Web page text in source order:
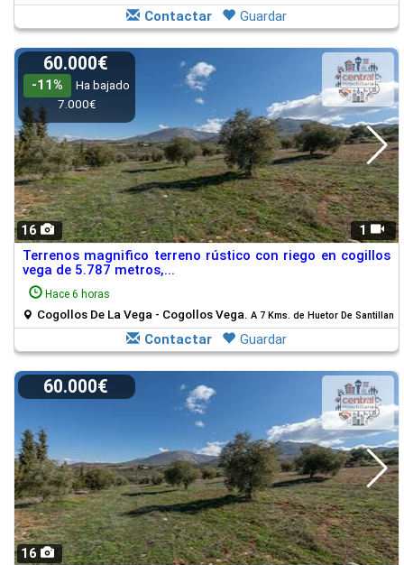
Contactar Guardar
16 1
60.000€
-11%
Ha bajado
7.000€
Terrenos magnifico terreno rústico con riego en cogillos
vega de 5.787 metros,...
Hace 6 horas
Cogollos De La Vega - Cogollos Vega. A 7 Kms. de Huetor De Santillan
Contactar Guardar
16
60.000€